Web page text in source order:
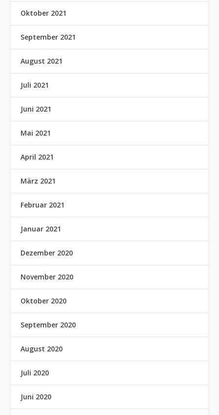
Oktober 2021
September 2021
August 2021
Juli 2021
Juni 2021
Mai 2021
April 2021
März 2021
Februar 2021
Januar 2021
Dezember 2020
November 2020
Oktober 2020
September 2020
August 2020
Juli 2020
Juni 2020